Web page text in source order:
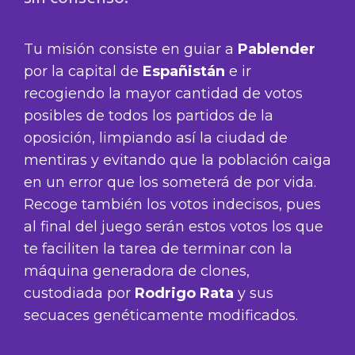
Tu misión consiste en guiar a Pablender
por la capital de Españistán e ir
recogiendo la mayor cantidad de votos
posibles de todos los partidos de la
oposición, limpiando así la ciudad de
mentiras y evitando que la población caiga
en un error que los someterá de por vida.
Recoge también los votos indecisos, pues
al final del juego serán estos votos los que
te faciliten la tarea de terminar con la
máquina generadora de clones,
custodiada por Rodrigo Rata y sus
secuaces genéticamente modificados.